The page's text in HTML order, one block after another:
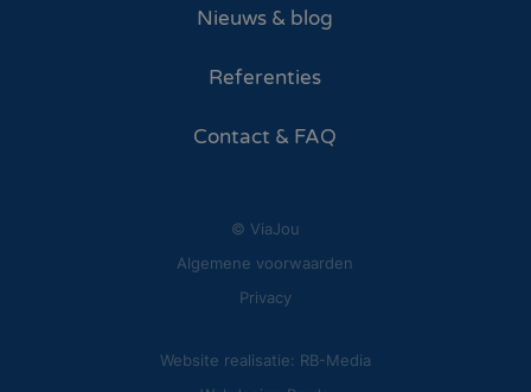
Nieuws & blog
Referenties
Contact & FAQ
© ViaJou
Algemene voorwaarden
Privacy
Website realisatie: RB-Media